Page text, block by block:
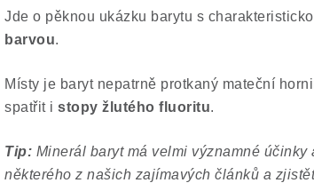
Jde o pěknou ukázku barytu s
barvou.
Místy je baryt nepatrně protkaný mateční
spatřit i stopy žlutého fluoritu.
Tip: Minerál baryt má velmi významné
některého z našich zajímavých článků a